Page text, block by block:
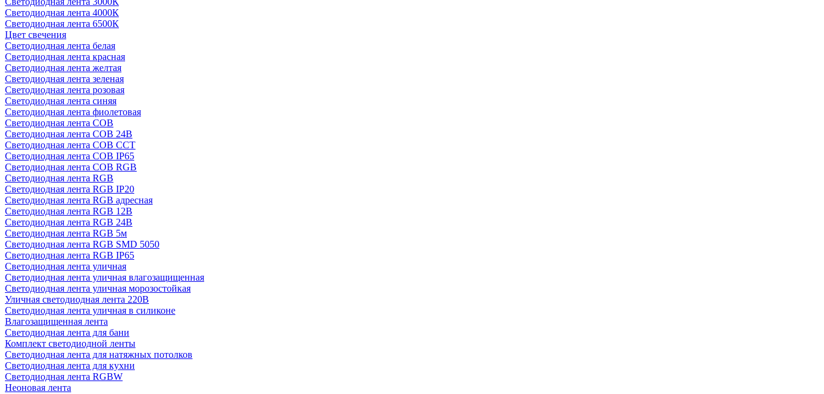
Светодиодная лента 4000К
Светодиодная лента 6500К
Цвет свечения
Светодиодная лента белая
Светодиодная лента красная
Светодиодная лента желтая
Светодиодная лента зеленая
Светодиодная лента розовая
Светодиодная лента синяя
Светодиодная лента фиолетовая
Светодиодная лента COB
Светодиодная лента COB 24В
Светодиодная лента COB CCT
Светодиодная лента COB IP65
Светодиодная лента COB RGB
Светодиодная лента RGB
Светодиодная лента RGB IP20
Светодиодная лента RGB адресная
Светодиодная лента RGB 12В
Светодиодная лента RGB 24В
Светодиодная лента RGB 5м
Светодиодная лента RGB SMD 5050
Светодиодная лента RGB IP65
Светодиодная лента уличная
Светодиодная лента уличная влагозащищенная
Светодиодная лента уличная морозостойкая
Уличная светодиодная лента 220В
Светодиодная лента уличная в силиконе
Влагозащищенная лента
Светодиодная лента для бани
Комплект светодиодной ленты
Светодиодная лента для натяжных потолков
Светодиодная лента для кухни
Светодиодная лента RGBW
Неоновая лента